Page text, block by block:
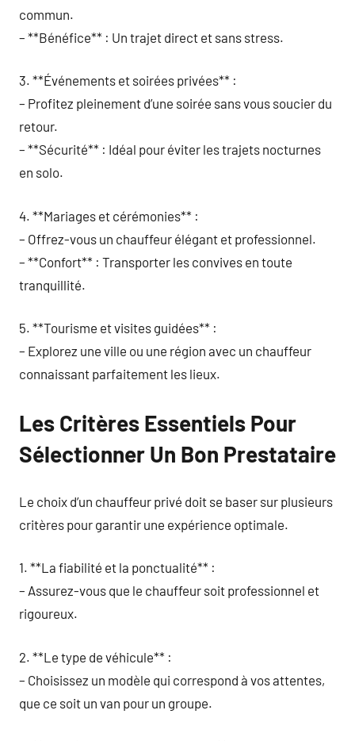
commun.
– **Bénéfice** : Un trajet direct et sans stress.
3. **Événements et soirées privées** :
– Profitez pleinement d’une soirée sans vous soucier du
retour.
– **Sécurité** : Idéal pour éviter les trajets nocturnes
en solo.
4. **Mariages et cérémonies** :
– Offrez-vous un chauffeur élégant et professionnel.
– **Confort** : Transporter les convives en toute
tranquillité.
5. **Tourisme et visites guidées** :
– Explorez une ville ou une région avec un chauffeur
connaissant parfaitement les lieux.
Les Critères Essentiels Pour
Sélectionner Un Bon Prestataire
Le choix d’un chauffeur privé doit se baser sur plusieurs
critères pour garantir une expérience optimale.
1. **La fiabilité et la ponctualité** :
– Assurez-vous que le chauffeur soit professionnel et
rigoureux.
2. **Le type de véhicule** :
– Choisissez un modèle qui correspond à vos attentes,
que ce soit un van pour un groupe.